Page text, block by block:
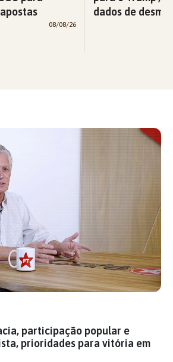
08/08/26
dados de
participação popular e
prioridades para vitória em